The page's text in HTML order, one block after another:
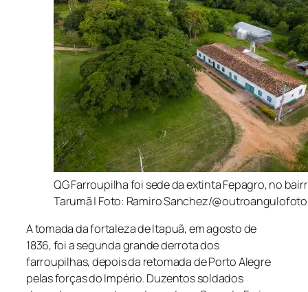
QG Farroupilha foi sede da extinta Fepagro, no
Tarumã | Foto: Ramiro Sanchez/@outroangulofoto
A tomada da fortaleza de Itapuã, em agosto de
1836, foi a segunda grande derrota dos
farroupilhas, depois da retomada de Porto Alegre
pelas forças do Império. Duzentos soldados